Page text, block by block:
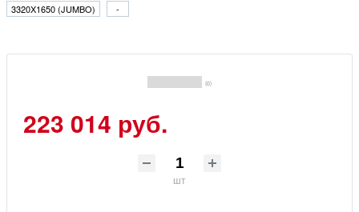
3320X1650 (JUMBO) -
(0)
223 014 руб.
шт